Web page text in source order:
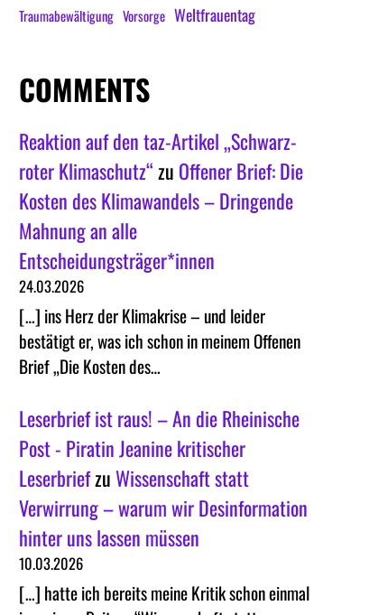
Traumabewältigung Vorsorge Weltfrauentag
COMMENTS
Reaktion auf den taz-Artikel „Schwarz-
roter Klimaschutz“zu Offener Brief: Die
Kosten des Klimawandels – Dringende
Mahnung an alle
Entscheidungsträger*innen
24.03.2026
[…] ins Herz der Klimakrise – und leider
bestätigt er, was ich schon in meinem Offenen
Brief „Die Kosten des…
Leserbrief ist raus! – An die Rheinische
Post - Piratin Jeanine kritischer
LeserbriefzuWissenschaft statt
Verwirrung – warum wir Desinformation
hinter uns lassen müssen
10.03.2026
[…] hatte ich bereits meine Kritik schon einmal